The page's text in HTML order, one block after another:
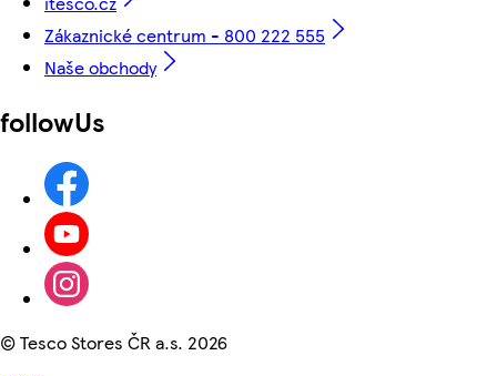
Zákaznické centrum - 800 222 555
Naše obchody
followUs
©Tesco Stores ČR a.s. 2026